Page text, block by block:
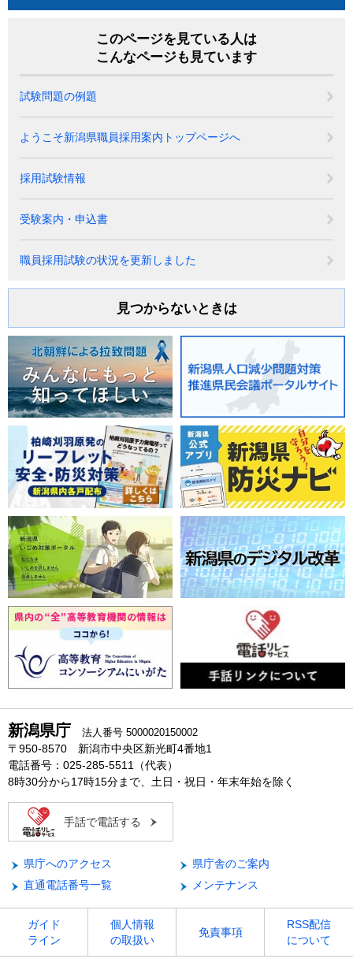
このページを見ている人は
こんなページも見ています
試験問題の例題
ようこそ新潟県職員採用案内トップページへ
採用試験情報
受験案内・申込書
職員採用試験の状況を更新しました
見つからないときは
新潟県庁 法人番号 5000020150002
〒950-8570 新潟市中央区新光町4番地1
電話番号：025-285-5511（代表）
8時30分から17時15分まで、土日・祝日・年末年始を除く
手話で電話する
県庁へのアクセス
県庁舎のご案内
直通電話番号一覧
メンテナンス
ガイド
ライン
個人情報
の取扱い
免責事項
RSS配信
について